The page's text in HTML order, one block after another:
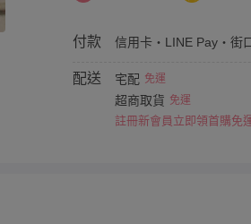
付款 信用卡・LINE Pay・街
配送 宅配 免運
超商取貨 免運
註冊新會員立即領首購免